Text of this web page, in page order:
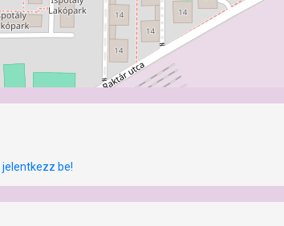
jelentkezz be!